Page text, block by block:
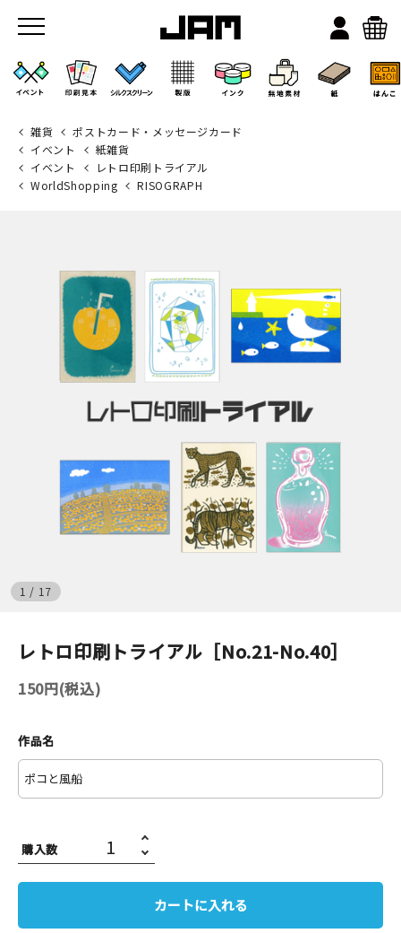
お店/ワークスペース
シルクスクリーン
はんこ
雑貨
本
文房具
台湾グッズ
雑貨
ポストカード・メッセージカード
イベント
紙雑貨
イベント
レトロ印刷トライアル
WorldShopping
RISOGRAPH
1 / 17
レトロ印刷トライアル［No.21-No.40］
150円(税込)
作品名
購入数
カートに入れる